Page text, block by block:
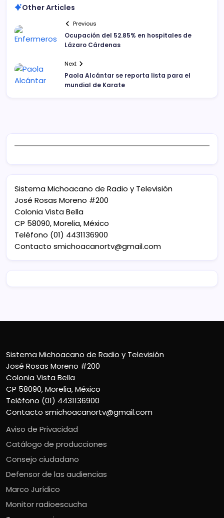
Other Articles
Previous
Ocupación del 52.85% en hospitales de
Lázaro Cárdenas
Next
Paola Alcántar se reporta lista para el
mundial de Karate
Sistema Michoacano de Radio y Televisión
José Rosas Moreno #200
Colonia Vista Bella
CP 58090, Morelia, México
Teléfono (01) 4431136900
Contacto smichoacanortv@gmail.com
Sistema Michoacano de Radio y Televisión
José Rosas Moreno #200
Colonia Vista Bella
CP 58090, Morelia, México
Teléfono (01) 4431136900
Contacto smichoacanortv@gmail.com
Aviso de Privacidad
Catálogo de producciones
Consejo ciudadano
Defensor de las audiencias
Marco Jurídico
Monitor radioescucha